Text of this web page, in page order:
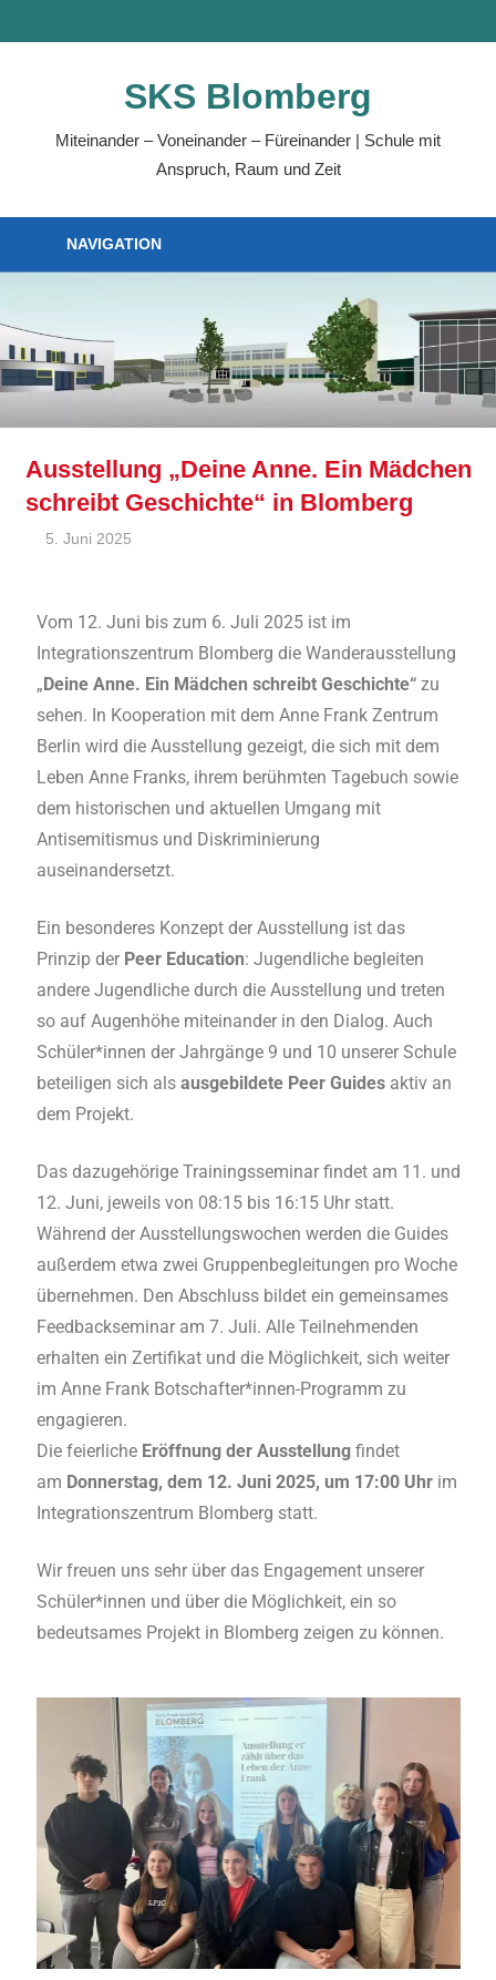
SKS Blomberg
Miteinander – Voneinander – Füreinander | Schule mit
Anspruch, Raum und Zeit
NAVIGATION
Ausstellung „Deine Anne. Ein Mädchen
schreibt Geschichte“ in Blomberg
5. Juni 2025
Vom 12. Juni bis zum 6. Juli 2025 ist im
Integrationszentrum Blomberg die Wanderausstellung
„ Deine Anne. Ein Mädchen schreibt Geschichte“zu
sehen. In Kooperation mit dem Anne Frank Zentrum
Berlin wird die Ausstellung gezeigt, die sich mit dem
Leben Anne Franks, ihrem berühmten Tagebuch sowie
dem historischen und aktuellen Umgang mit
Antisemitismus und Diskriminierung
auseinandersetzt.
Ein besonderes Konzept der Ausstellung ist das
Prinzip der Peer Education: Jugendliche begleiten
andere Jugendliche durch die Ausstellung und treten
so auf Augenhöhe miteinander in den Dialog. Auch
Schüler*innen der Jahrgänge 9 und 10 unserer Schule
beteiligen sich als ausgebildete Peer Guidesaktiv an
dem Projekt.
Das dazugehörige Trainingsseminar findet am 11. und
12. Juni, jeweils von 08:15 bis 16:15 Uhr statt.
Während der Ausstellungswochen werden die Guides
außerdem etwa zwei Gruppenbegleitungen pro Woche
übernehmen. Den Abschluss bildet ein gemeinsames
Feedbackseminar am 7. Juli. Alle Teilnehmenden
erhalten ein Zertifikat und die Möglichkeit, sich weiter
im Anne Frank Botschafter*innen-Programm zu
engagieren.
Die feierliche Eröffnung der Ausstellungfindet
am Donnerstag, dem 12. Juni 2025, um 17:00 Uhrim
Integrationszentrum Blomberg statt.
Wir freuen uns sehr über das Engagement unserer
Schüler*innen und über die Möglichkeit, ein so
bedeutsames Projekt in Blomberg zeigen zu können.